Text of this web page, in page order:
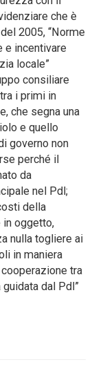
che è
2005, “Norme
e incentivare
locale”
consiliare
i primi in
che segna una
e quello
governo non
perché il
da
nel Pdl;
della
in oggetto,
nulla togliere ai
in maniera
tra
dal Pdl”